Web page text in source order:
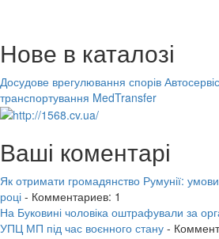
Нове в каталозі
Досудове врегулювання спорів
транспортування MedTransfer
Ваші коментарі
Як отримати громадянство Румунії:
році - Комментариев: 1
На Буковині чоловіка оштрафували за
УПЦ МП під час воєнного стану -